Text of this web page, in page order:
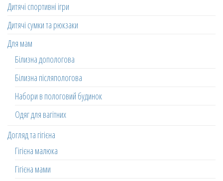
Дитячі спортивні ігри
Дитячі сумки та рюкзаки
Для мам
Білизна допологова
Білизна післяпологова
Набори в пологовий будинок
Одяг для вагітних
Догляд та гігієна
Гігієна малюка
Гігієна мами